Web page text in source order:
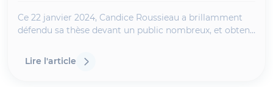
Ce 22 janvier 2024, Candice Roussieau a brillamment
défendu sa thèse devant un public nombreux, et obtenu
thèse: « L’indivision est un phénomèn
Lire l'article